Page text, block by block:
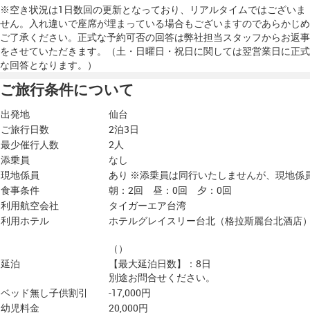
※空き状況は1日数回の更新となっており、リアルタイムではございま
せん。入れ違いで座席が埋まっている場合もございますのであらかじめ
ご了承ください。正式な予約可否の回答は弊社担当スタッフからお返事
をさせていただきます。（土・日曜日・祝日に関しては翌営業日に正式
な回答となります。）
ご旅行条件について
出発地
仙台
ご旅行日数
2泊3日
最少催行人数
2人
添乗員
なし
現地係員
あり ※添乗員は同行いたしませんが、現地係
食事条件
朝：2回 昼：0回 夕：0回
利用航空会社
タイガーエア台湾
利用ホテル
ホテルグレイスリー台北（格拉斯麗台北酒店
（）
延泊
【最大延泊日数】：8日
別途お問合せください。
ベッド無し子供割引
-17,000円
幼児料金
20,000円